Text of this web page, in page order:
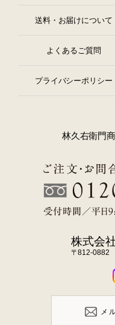
送料・お届けについて
よくあるご質問
プライバシーポリシー
林久右衛門
株式会
〒812-0882
メ